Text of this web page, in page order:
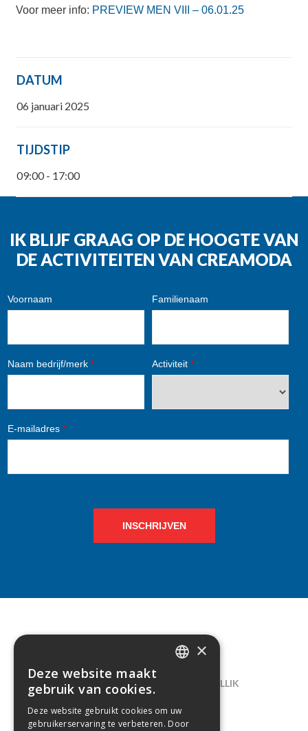
Voor meer info: PREVIEW MEN VIII – 06.01.25
DATUM
06 januari 2025
TIJDSTIP
09:00 - 17:00
IK BLIJF GRAAG OP DE HOOGTE VAN
DE ACTIVITEITEN VAN CREAMODA
Voornaam Familienaam
Naam bedrijf/merk * Activiteit *
E-mailadres *
INSCHRIJVEN
CONTACT
LELIEGAARDE 22, B-1731 ZELLIK
02/238.10.11
×
Deze website maakt
gebruik van cookies.
Deze website gebruikt cookies om uw
gebruikerservaring te verbeteren. Door